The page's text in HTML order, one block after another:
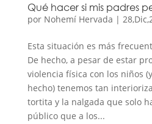
Qué hacer si mis padres
por Nohemí Hervada |
Esta situación es más
De hecho, a pesar de estar
violencia física con los niños
hecho) tenemos tan
tortita y la nalgada que solo
público que a los...